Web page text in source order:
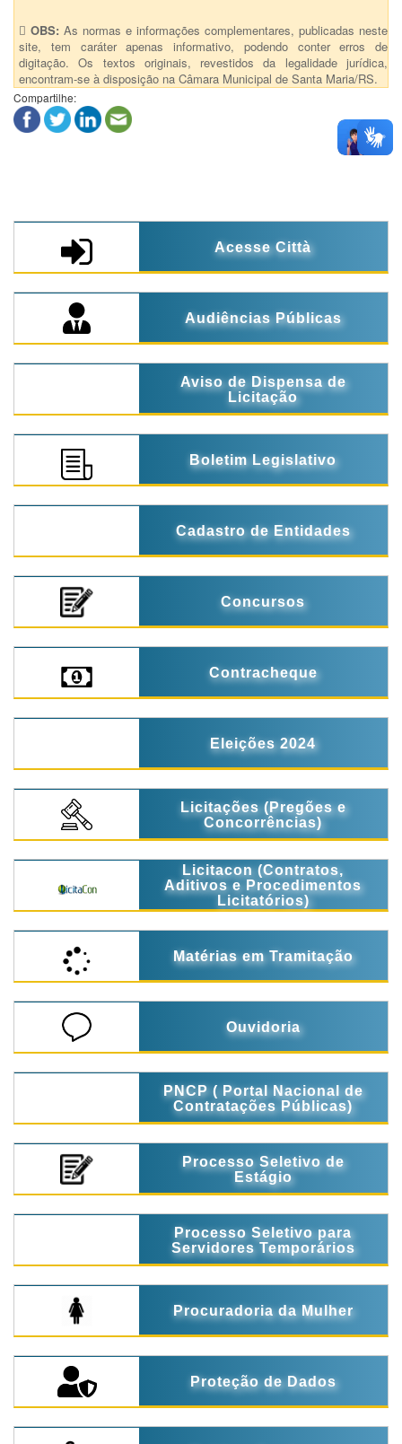
OBS: As normas e informações complementares, publicadas neste
site, tem caráter apenas informativo, podendo conter erros de
digitação. Os textos originais, revestidos da legalidade jurídica,
encontram-se à disposição na Câmara Municipal de Santa Maria/RS.
Compartilhe:
Acesse Città
Audiências Públicas
Aviso de Dispensa de
Licitação
Boletim Legislativo
Cadastro de Entidades
Concursos
Contracheque
Eleições 2024
Licitações (Pregões e
Concorrências)
Licitacon (Contratos,
Aditivos e Procedimentos
Licitatórios)
Matérias em Tramitação
Ouvidoria
PNCP ( Portal Nacional de
Contratações Públicas)
Processo Seletivo de
Estágio
Processo Seletivo para
Servidores Temporários
Procuradoria da Mulher
Proteção de Dados